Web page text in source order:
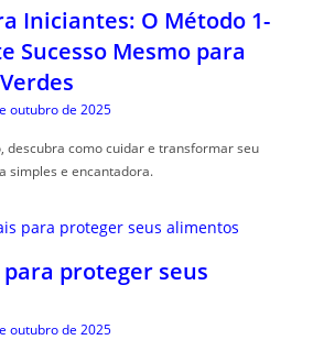
Iniciantes: O Método 1-
Sucesso Mesmo para
outubro de 2025
descubra como cuidar e transformar seu
simples e encantadora.
proteger seus
outubro de 2025